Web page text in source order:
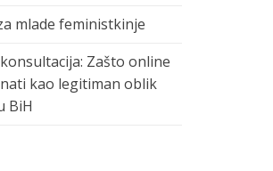
mlade feministkinje
Zašto online
kao legitiman oblik
BiH